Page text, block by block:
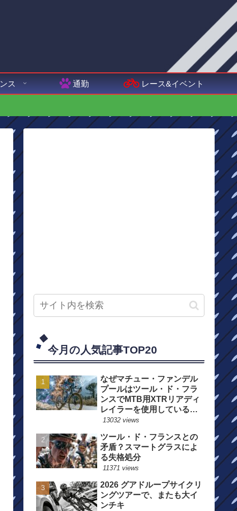
ス 通勤 レース&イベント
今月の人気記事TOP20
なぜマチュー・ファンデル
プールはツール・ド・フラ
ンスでMTB用XTRリアディ
レイラーを使用しているの
か？
13032 views
ツール・ド・フランスとの
矛盾？スマートグラスによ
る失格処分
11371 views
2026 グアドループサイクリ
ングツアーで、またも大イ
ンチキ